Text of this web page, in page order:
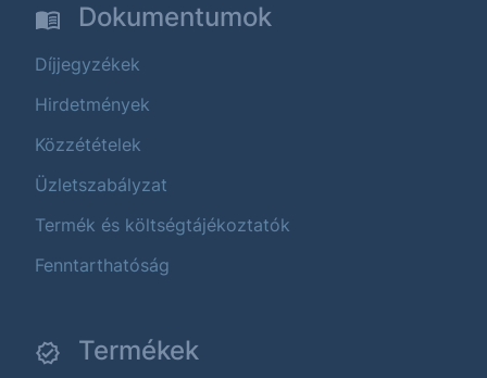
Dokumentumok
Díjjegyzékek
Hirdetmények
Közzétételek
Üzletszabályzat
Termék és költségtájékoztatók
Fenntarthatóság
Termékek